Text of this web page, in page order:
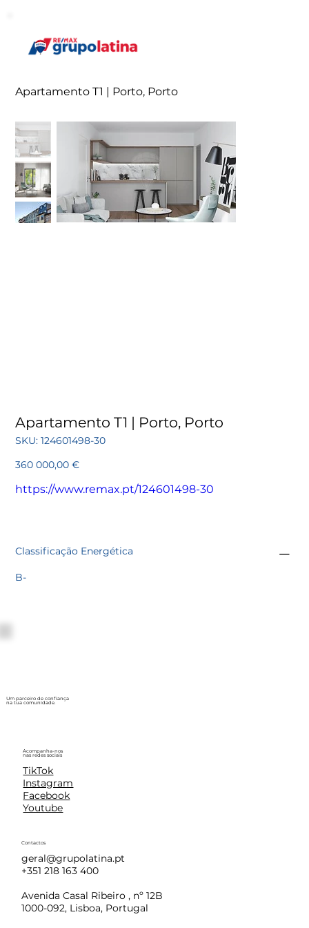
Apartamento T1 | Porto, Porto
Apartamento T1 | Porto, Porto
SKU: SKU
124601498-
124601498-30
Preço
360 000,00 €
https://www.remax.pt/124601498-30
Classificação Energética
B-
Um parceiro de confiança
na tua comunidade.
Acompanha-nos
nas redes sociais
TikTok
Instagram
Facebook
Youtube
Contactos
geral@grupolatina.pt
+351 218 163 400
Avenida Casal Ribeiro , nº 12B
1000-092, Lisboa, Portugal